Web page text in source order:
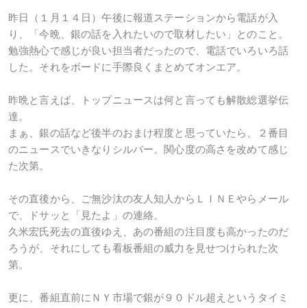
昨日（１月１４日）午後に報道ステーションから電話が入
り、「今晩、銀の話を入れたいので取材したい」とのこと。
勉強熱心で感じが良い担当者だったので、電話でいろいろ話
した。それをボードに手際良くまとめてオンエア。
昨晩と言えば、トップニュースは何と言っても解散総選挙伝
達。
まぁ、銀の話など後半のおまけ程度と思っていたら、２番目
のニュースでいきなりシルバー。関心度の高さを改めて感じ
た次第。
その直後から、ご無沙汰の友人知人からＬＩＮＥやらメール
で、ドサッと「見たよ」の連絡。
久米宏氏死去の直後ゆえ、あの番組の注目度も高かったのだ
ろうが、それにしても看板番組の威力を見せつけられた次
第。
更に、番組直前にＮＹ市場で銀が９０ドル超えというタイミ